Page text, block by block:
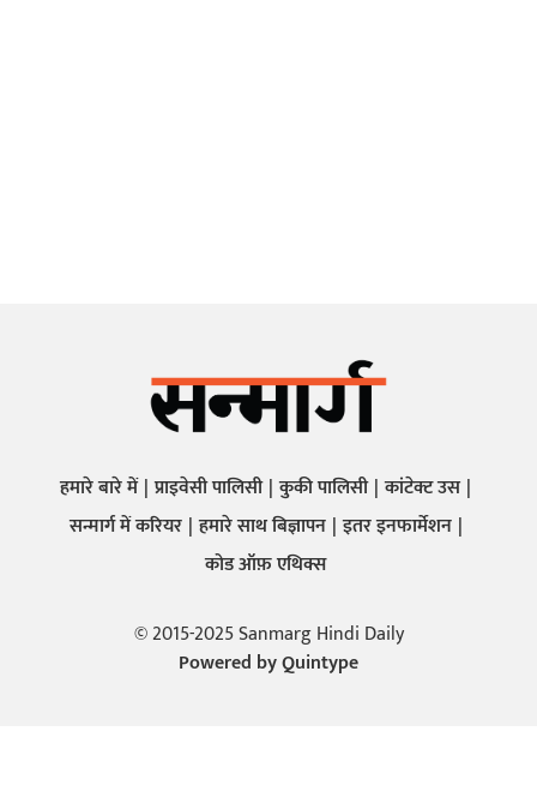
हमारे बारे में प्राइवेसी पालिसी कुकी पालिसी कांटेक्ट उस
सन्मार्ग में करियर हमारे साथ बिज्ञापन इतर इनफार्मेशन
कोड ऑफ़ एथिक्स
© 2015-2025 Sanmarg Hindi Daily
Powered byQuintype